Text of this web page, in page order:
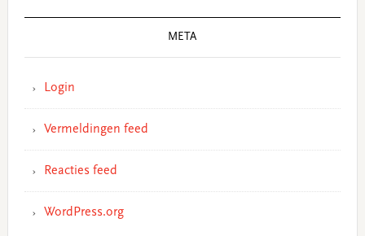
META
Login
Vermeldingen feed
Reacties feed
WordPress.org